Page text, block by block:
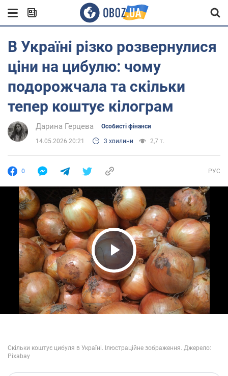
В Україні різко розвернулися
ціни на цибулю: чому
подорожчала та скільки
тепер коштує кілограм
Дарина Герцева Особисті фінанси
14.05.2026 20:21 3 хвилини 2,7 т.
0 РУС
Play Video